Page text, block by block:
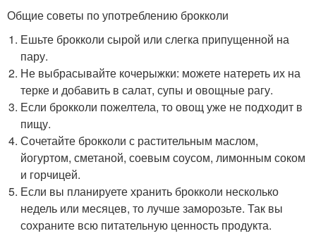
Общие советы по употреблению брокколи
Ешьте брокколи сырой или слегка припущенной на
пару.
Не выбрасывайте кочерыжки: можете натереть их на
терке и добавить в салат, супы и овощные рагу.
Если брокколи пожелтела, то овощ уже не подходит в
пищу.
Сочетайте брокколи с растительным маслом,
йогуртом, сметаной, соевым соусом, лимонным соком
и горчицей.
Если вы планируете хранить брокколи несколько
недель или месяцев, то лучше заморозьте. Так вы
сохраните всю питательную ценность продукта.